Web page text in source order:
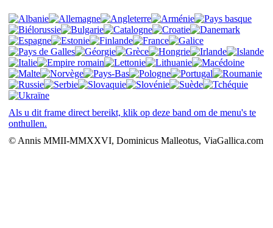
Als u dit frame direct bereikt, klik op deze band om de menu's te
onthullen.
© Annis MMII-MMXXVI, Dominicus Malleotus, ViaGallica.com